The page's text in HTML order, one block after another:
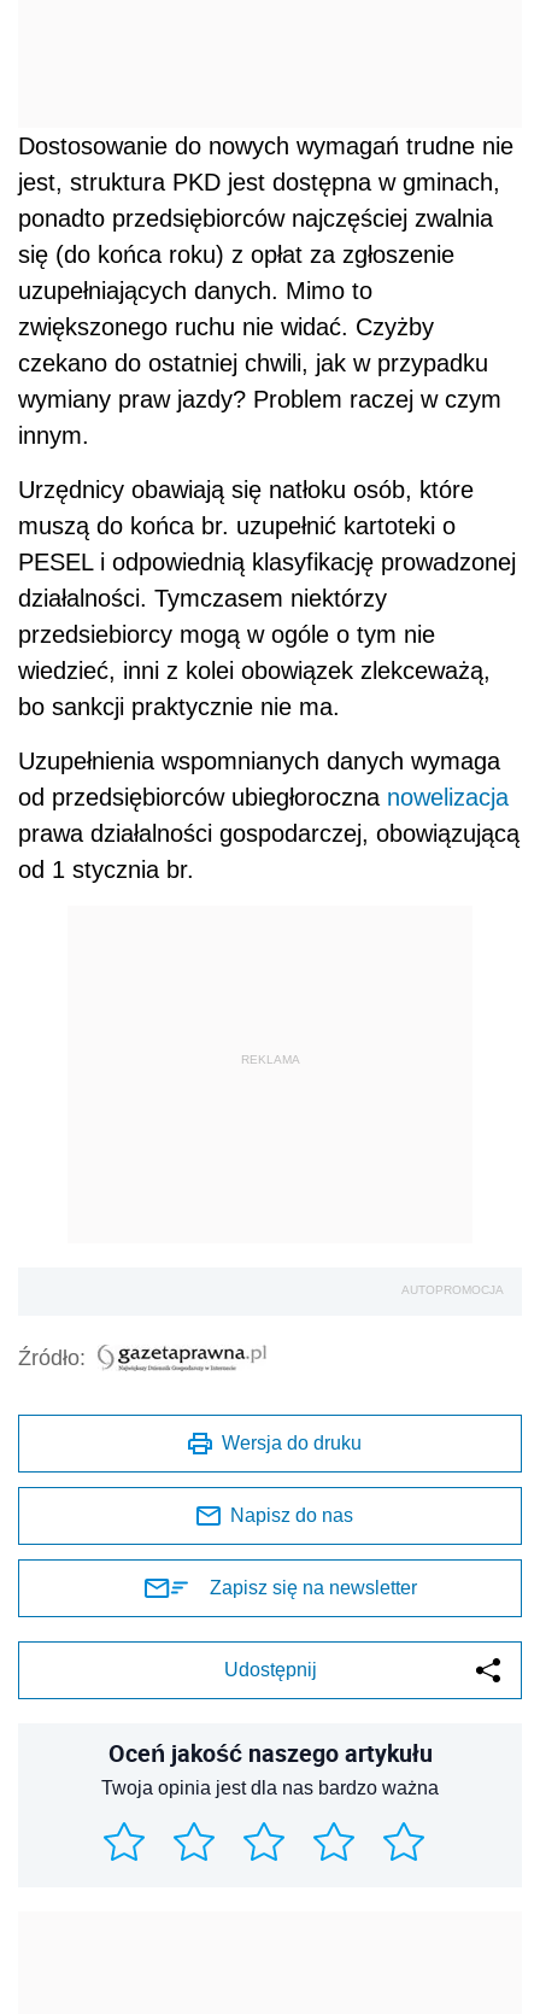
Dostosowanie do nowych wymagań trudne nie
jest, struktura PKD jest dostępna w gminach,
ponadto przedsiębiorców najczęściej zwalnia
się (do końca roku) z opłat za zgłoszenie
uzupełniających danych. Mimo to
zwiększonego ruchu nie widać. Czyżby
czekano do ostatniej chwili, jak w przypadku
wymiany praw jazdy? Problem raczej w czym
innym.
Urzędnicy obawiają się natłoku osób, które
muszą do końca br. uzupełnić kartoteki o
PESEL i odpowiednią klasyfikację prowadzonej
działalności. Tymczasem niektórzy
przedsiebiorcy mogą w ogóle o tym nie
wiedzieć, inni z kolei obowiązek zlekceważą,
bo sankcji praktycznie nie ma.
Uzupełnienia wspomnianych danych wymaga
od przedsiębiorców ubiegłoroczna nowelizacja
prawa działalności gospodarczej, obowiązującą
od 1 stycznia br.
REKLAMA
AUTOPROMOCJA
Źródło:
Wersja do druku
Napisz do nas
Zapisz się na newsletter
Udostępnij
Oceń jakość naszego artykułu
Twoja opinia jest dla nas bardzo ważna